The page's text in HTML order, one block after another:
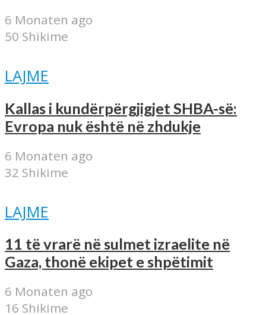
6 Monaten ago
50 Shikime
LAJME
Kallas i kundërpërgjigjet SHBA-së:
Evropa nuk është në zhdukje
6 Monaten ago
32 Shikime
LAJME
11 të vrarë në sulmet izraelite në
Gaza, thonë ekipet e shpëtimit
6 Monaten ago
16 Shikime